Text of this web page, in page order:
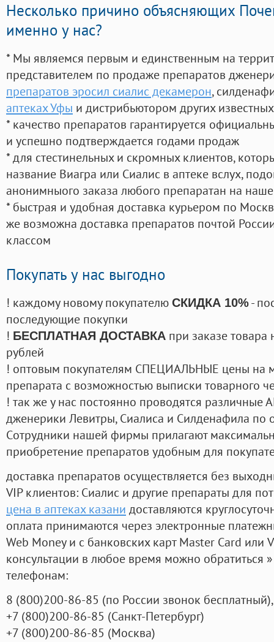
Несколько причино объясняющих
именно у нас?
* Мы являемся первым и единственным на
представителем по продаже препаратов
препаратов эросил сиалис декамерон,
аптеках Уфы и дистрибьютором других
* качество препаратов гарантируется
и успешно подтверждается годами продаж
* для стестинельных и скромных клиентов,
название Виагра или Сиалис в аптеке вслух,
анонимныого заказа любого препаратан на
* быстрая и удобная доставка курьером по
же возможна доставка препаратов почтой
классом
Покупать у нас выгодно
! каждому новому покупателю СКИДКА 10%-
последующие покупки
! БЕСПЛАТНАЯ ДОСТАВКА при заказе
рублей
! оптовым покупателям СПЕЦИАЛЬНЫЕ цены на
препарата с возможностью выписки товарного
! так же у нас постоянно проводятся
дженерики Левитры, Сиалиса и Силденафила по
Cотрудники нашей фирмы прилагают
приобретение препаратов удобным для
доставка препаратов осуществляется без
VIP клиентов: Сиалис и другие препараты для
цена в аптеках казани доставляются
оплата принимаются через электронные
Web Money и с банковских карт Master Card или
консультации в любое время можно обратиться
телефонам:
8 (800)200-86-85 (по России звонок бесплатный),
+7 (800)200-86-85 (Санкт-Петербург)
+7 (800)200-86-85 (Москва)